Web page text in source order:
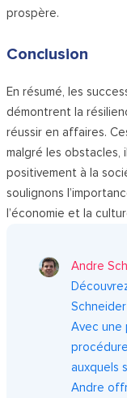
prospère.
Conclusion
En résumé, les
démontrent la
réussir en affaires.
malgré les
positivement à la
soulignons
l’économie et la
Andre
Avec une
auxquels
Andre